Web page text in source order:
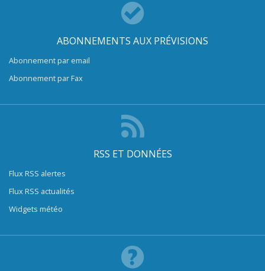
ABONNEMENTS AUX PRÉVISIONS
Abonnement par email
Abonnement par Fax
RSS ET DONNÉES
Flux RSS alertes
Flux RSS actualités
Widgets météo